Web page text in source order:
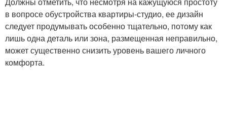
в вопросе обустройства квартиры-студио, ее дизайн
следует продумывать особенно тщательно, потому как
лишь одна деталь или зона, размещенная неправильно,
может существенно снизить уровень вашего личного
комфорта.